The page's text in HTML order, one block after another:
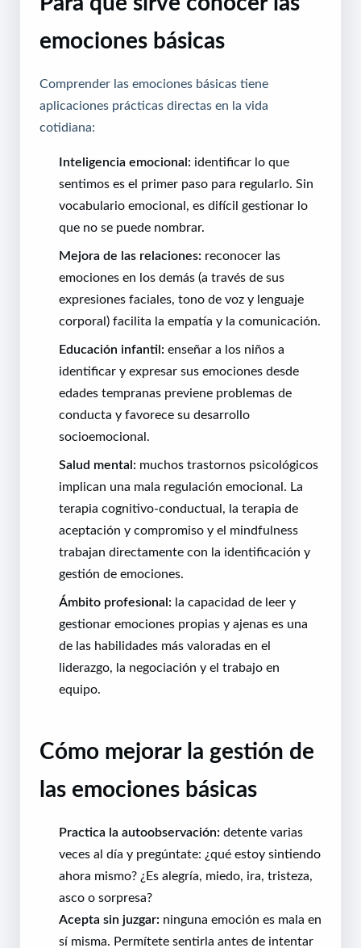
emociones básicas
Comprender las emociones básicas tiene
aplicaciones prácticas directas en la vida
cotidiana:
Inteligencia emocional: identificar lo que
sentimos es el primer paso para regularlo. Sin
vocabulario emocional, es difícil gestionar lo
que no se puede nombrar.
Mejora de las relaciones: reconocer las
emociones en los demás (a través de sus
expresiones faciales, tono de voz y lenguaje
corporal) facilita la empatía y la comunicación.
Educación infantil: enseñar a los niños a
identificar y expresar sus emociones desde
edades tempranas previene problemas de
conducta y favorece su desarrollo
socioemocional.
Salud mental: muchos trastornos psicológicos
implican una mala regulación emocional. La
terapia cognitivo-conductual, la terapia de
aceptación y compromiso y el mindfulness
trabajan directamente con la identificación y
gestión de emociones.
Ámbito profesional: la capacidad de leer y
gestionar emociones propias y ajenas es una
de las habilidades más valoradas en el
liderazgo, la negociación y el trabajo en
equipo.
Cómo mejorar la gestión de
las emociones básicas
Practica la autoobservación: detente varias
veces al día y pregúntate: ¿qué estoy sintiendo
ahora mismo? ¿Es alegría, miedo, ira, tristeza,
asco o sorpresa?
Acepta sin juzgar: ninguna emoción es mala en
sí misma. Permítete sentirla antes de intentar